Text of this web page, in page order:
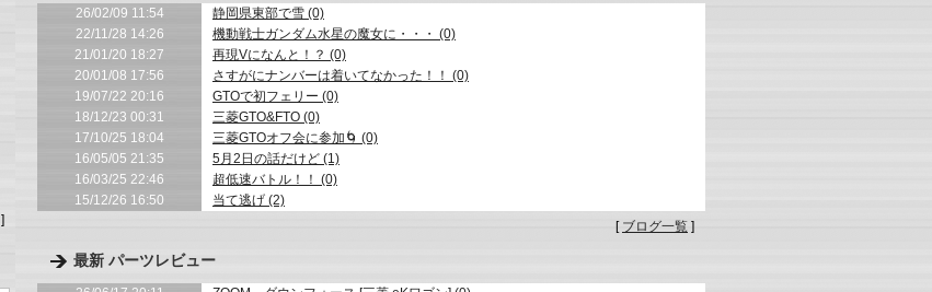
]
26/02/09 11:54
静岡県東部で雪 (0)
22/11/28 14:26
機動戦士ガンダム水星の魔女に・・・ (0)
21/01/20 18:27
再現Vになんと！？ (0)
20/01/08 17:56
さすがにナンバーは着いてなかった！！ (0)
19/07/22 20:16
GTOで初フェリー (0)
18/12/23 00:31
三菱GTO&FTO (0)
17/10/25 18:04
三菱GTOオフ会に参加🌀 (0)
16/05/05 21:35
5月2日の話だけど (1)
16/03/25 22:46
超低速バトル！！ (0)
15/12/26 16:50
当て逃げ (2)
[ ブログ一覧 ]
最新 パーツレビュー